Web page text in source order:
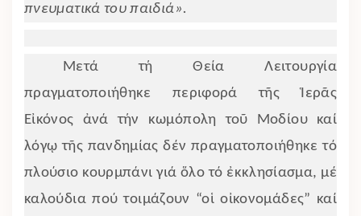
πνευματικά του παιδιά».
Μετά τή Θεία Λειτουργία
πραγματοποιήθηκε περιφορά τῆς Ἱερᾶς
Εἰκόνος ἀνά τήν κωμόπολη τοῦ Μοδίου καί
λόγῳ τῆς πανδημίας δέν πραγματοποιήθηκε τό
πλούσιο κουρμπάνι γιά ὅλο τό ἐκκλησίασμα, μέ
καλούδια πού τοιμάζουν “οἱ οἰκονομάδες” καί